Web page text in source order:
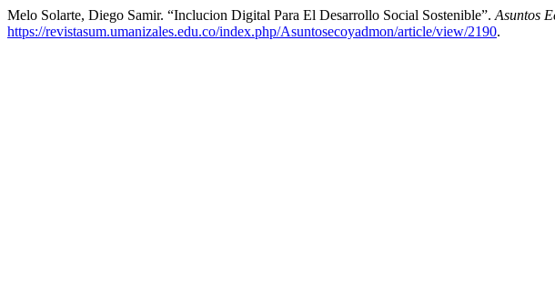
Melo Solarte, Diego Samir. “Inclucion Digital Para El Desarrollo Social Sostenible”. Asuntos
https://revistasum.umanizales.edu.co/index.php/Asuntosecoyadmon/article/view/2190.